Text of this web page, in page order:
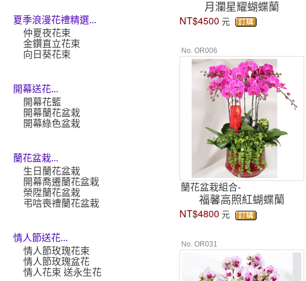
夏季浪漫花禮精選...
仲夏夜花束
金鑽直立花束
向日葵花束
開幕送花...
開幕花籃
開幕蘭花盆栽
開幕綠色盆栽
蘭花盆栽...
生日蘭花盆栽
開幕喬遷蘭花盆栽
榮陞蘭花盆栽
弔唁喪禮蘭花盆栽
情人節送花...
情人節玫瑰花束
情人節玫瑰盆花
情人花束 送永生花
月瀾星耀蝴蝶蘭
NT$4500 元
No. OR006
蘭花盆栽組合-
福馨高照紅蝴蝶蘭
NT$4800 元
No. OR031